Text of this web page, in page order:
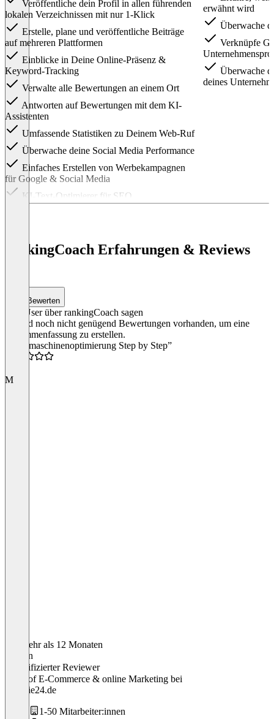
Veröffentliche dein Profil in allen führenden
lokalen Verzeichnissen mit nur 1-Klick
Erstelle, plane und veröffentliche Beiträge
auf mehreren Plattformen
Einblicke in Deine Online-Präsenz &
Keyword-Tracking
Verwalte alle Bewertungen an einem Ort
Antworten auf Bewertungen mit dem KI-
Assistenten
Umfassende Statistiken zu Deinem Web-Ruf
Überwache deine Social Media Performance
Einfaches Erstellen von Werbekampagnen
für Google & Social Media
KI-Text-Optimierer für SEO
erwähnt wird
Überwache
Verknüpfe
Überwache
deines
rankingCoach Erfahrungen & Reviews
Bewerten
Was User über rankingCoach sagen
Es sind noch nicht genügend Bewertungen vorhanden, um eine
Zusammenfassung zu erstellen.
“Suchmaschinenoptimierung Step by Step”
M
Vor mehr als 12 Monaten
Marlon
Verifizierter Reviewer
Head of E-Commerce & online Marketing bei
Batterie24.de
1-50 Mitarbeiter:innen